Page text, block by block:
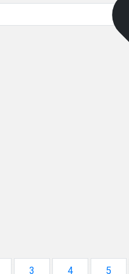
3 4 5